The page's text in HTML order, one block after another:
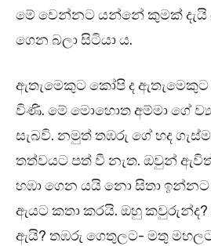
මේ වෙන්නට යන්නේ කුමක් දැයි
ගෙන බලා සිටියා ය.
ඇතැමෙකුට කෝපි ද ඇතැමෙකුට
විණි. මේ මොහොත අම්මා ගේ
සැබවි. නමුත් තඹරු ගේ හද
තත්වයට පත් වී නැත. ඔවුන්
හඹා ගෙන යයි නො සිතා
ඇයට කතා කරයි. ඔහු
ඇයි? තඹරු ගෙතුලට- මතු